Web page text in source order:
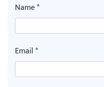
Name*
Email*